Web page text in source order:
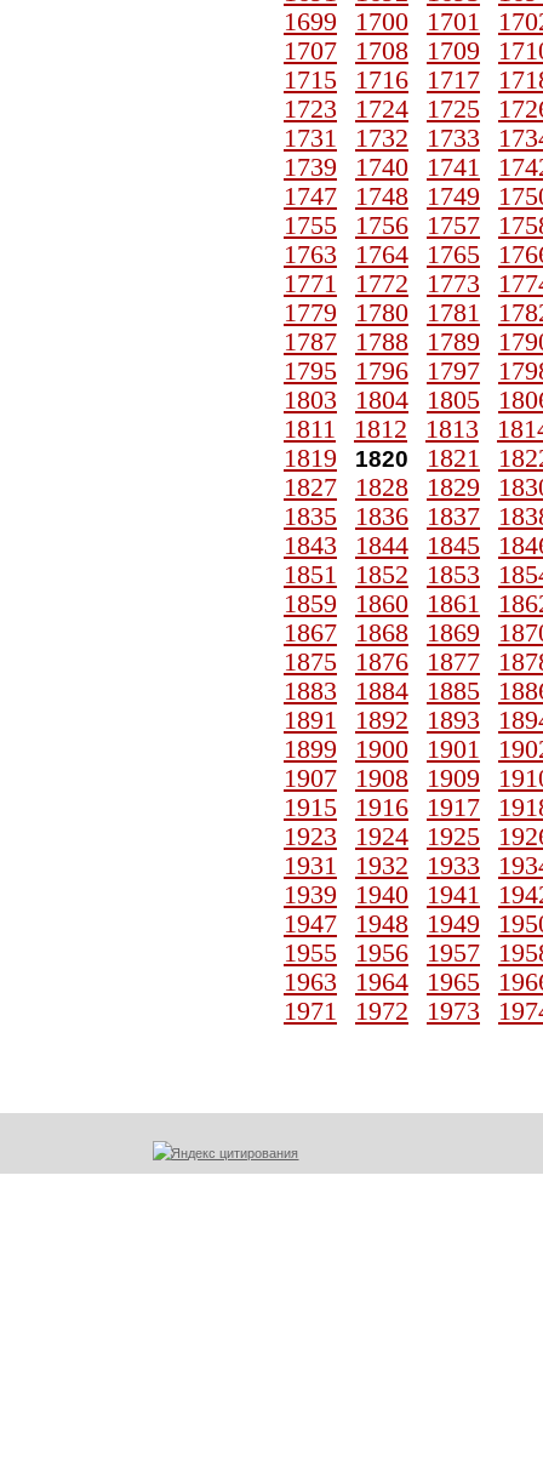
1699
1700 1701
1707
1708 1709
1715
1716 1717
1723
1724 1725
1731
1732 1733
1739
1740 1741
1747
1748 1749
1755
1756 1757
1763
1764 1765
1771
1772 1773
1779
1780 1781
1787
1788 1789
1795
1796 1797
1803
1804 1805
1811
1812 1813
1819
1820 1821
1827
1828 1829
1835
1836 1837
1843
1844 1845
1851
1852 1853
1859
1860 1861
1867
1868 1869
1875
1876 1877
1883
1884 1885
1891
1892 1893
1899
1900 1901
1907
1908 1909
1915
1916 1917
1923
1924 1925
1931
1932 1933
1939
1940 1941
1947
1948 1949
1955
1956 1957
1963
1964 1965
1971
1972 1973